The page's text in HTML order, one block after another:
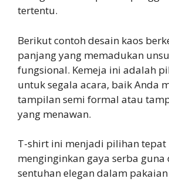
tertentu.
Berikut contoh desain kaos
panjang yang memadukan
fungsional. Kemeja ini adalah
untuk segala acara, baik Anda
tampilan semi formal atau
yang menawan.
T-shirt ini menjadi pilihan tepat
menginginkan gaya serba guna
sentuhan elegan dalam